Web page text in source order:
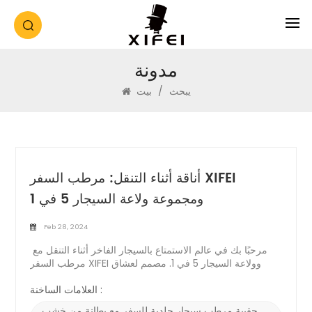
مدونة
/ يبحث
أناقة أثناء التنقل: مرطب السفر XIFEI
ومجموعة ولاعة السيجار 5 في 1
Feb 28, 2024
مرطب السفر XIFEI وولاعة السيجار 5 في 1. مصمم لعشاق
يضمن هذا الثنائي الديناميكي الحفاظ على سيجارك دائمًا بشكل
مثالي وجاهز للمتعة، بغض النظر عن المكان الذي تأخذك إليه
العلامات الساخنة :